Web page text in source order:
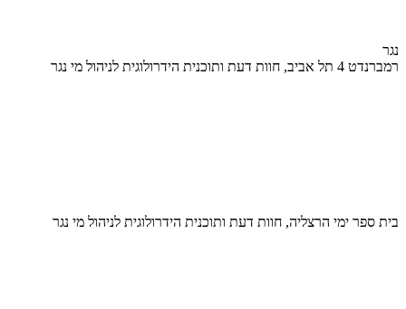
נגר
רמברנדט 4 תל אביב, חוות דעת ותוכנית הידרולוגית לניהול מי נגר
בית ספר ימי הרצליה, חוות דעת ותוכנית הידרולוגית לניהול מי נגר